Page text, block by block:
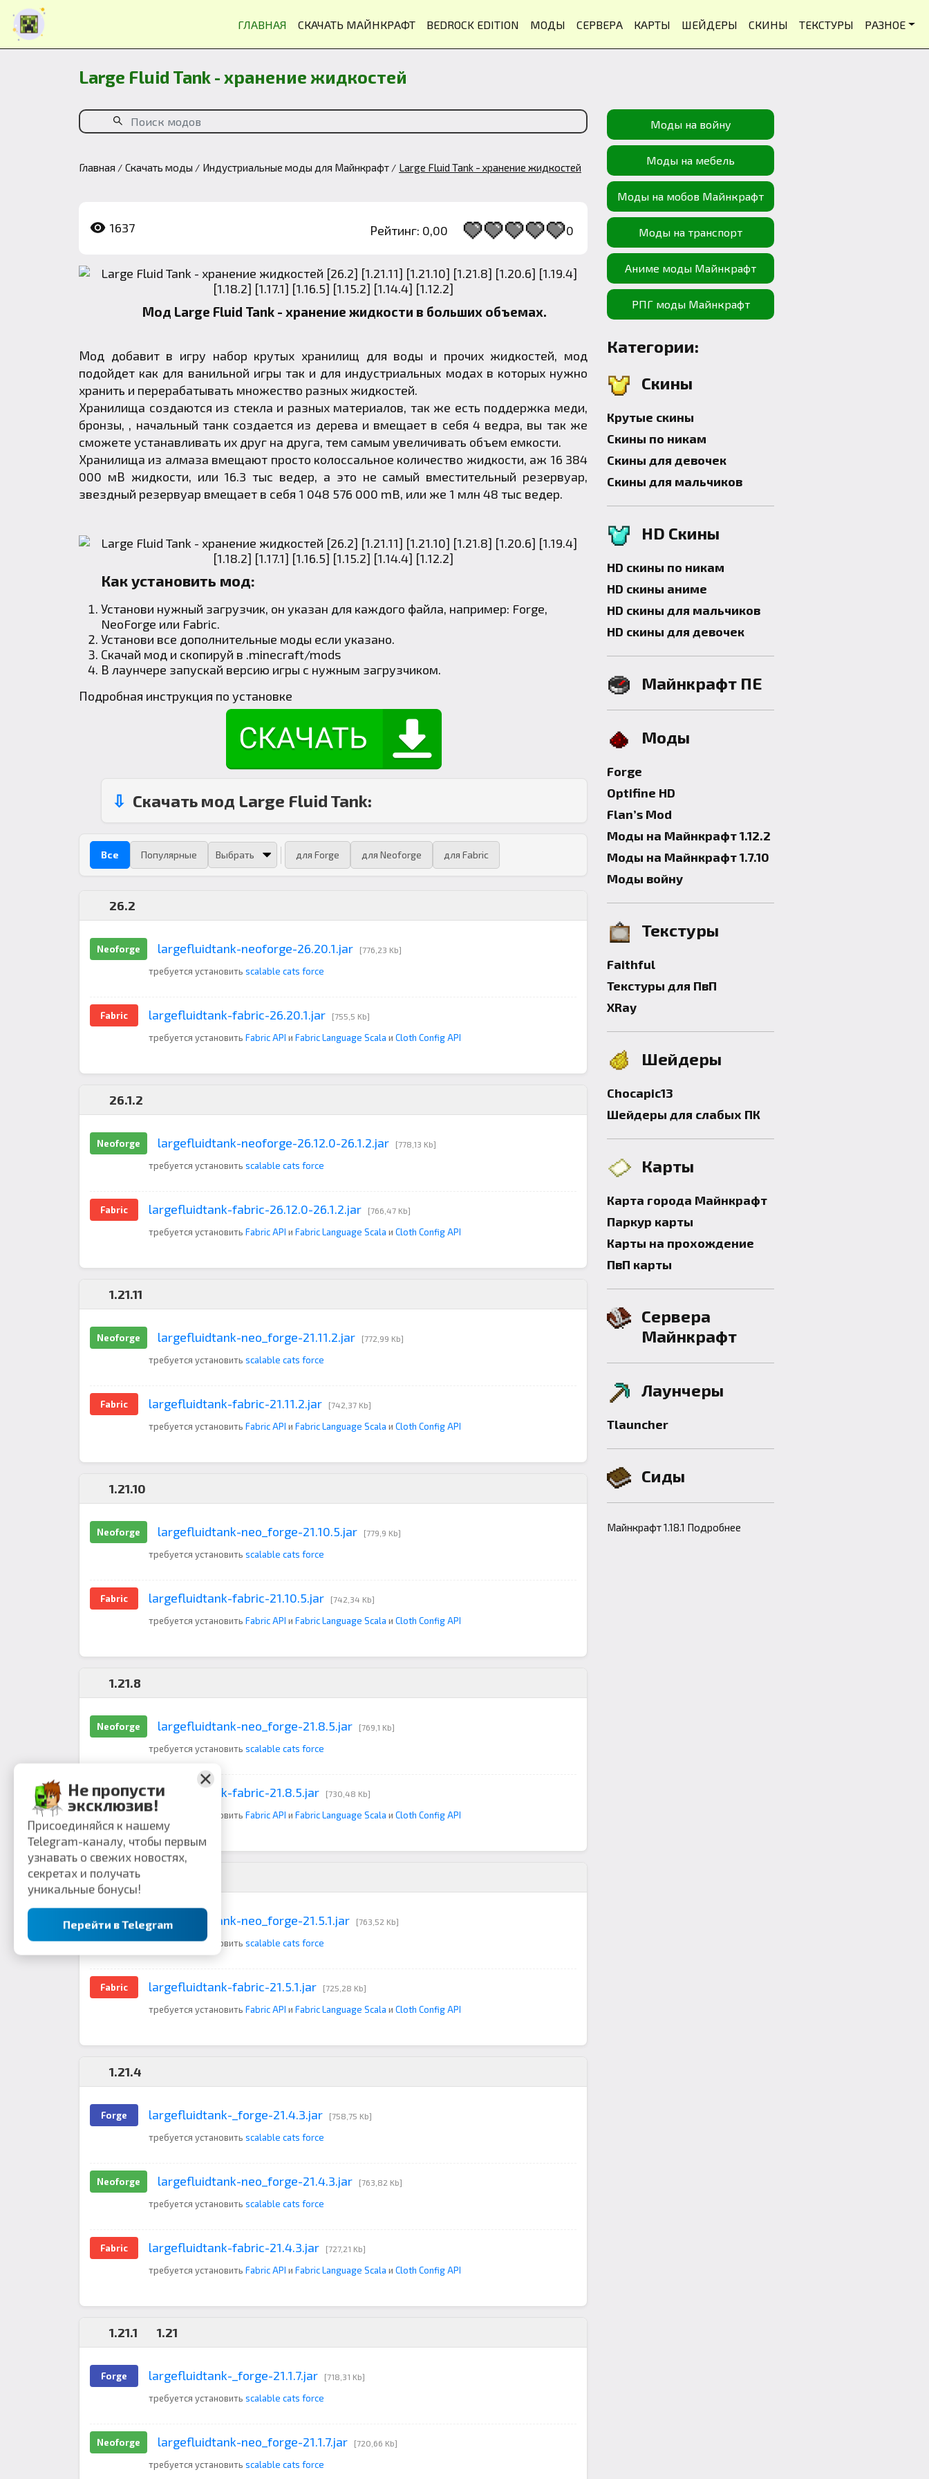
ГЛАВНАЯ СКАЧАТЬ МАЙНКРАФТ BEDROCK EDITION МОДЫ СЕРВЕРА КАРТЫ ШЕЙДЕРЫ СКИНЫ ТЕКСТУРЫ РАЗНОЕ
Large Fluid Tank - хранение жидкостей
Главная Скачать моды Индустриальные моды для Майнкрафт Large Fluid Tank - хранение жидкостей
1637
Рейтинг: 0,00
0
Мод Large Fluid Tank- хранение жидкости в больших объемах.
Мод добавит в игру набор крутых хранилищ для воды и прочих жидкостей, мод
подойдет как для ванильной игры так и для индустриальных модах в которых нужно
хранить и перерабатывать множество разных жидкостей.
Хранилища создаются из стекла и разных материалов, так же есть поддержка меди,
бронзы, , начальный танк создается из дерева и вмещает в себя 4 ведра, вы так же
сможете устанавливать их друг на друга, тем самым увеличивать объем емкости.
Хранилища из алмаза вмещают просто колоссальное количество жидкости, аж 16 384
000 мВ жидкости, или 16.3 тыс ведер, а это не самый вместительный резервуар,
звездный резервуар вмещает в себя 1 048 576 000 mB, или же 1 млн 48 тыс ведер.
Как установить мод:
Установи нужный загрузчик, он указан для каждого файла, например: Forge,
NeoForge или Fabric.
Установи все дополнительные моды если указано.
Скачай мод и скопируй в .minecraft/mods
В лаунчере запускай версию игры с нужным загрузчиком.
Подробная инструкция по установке
Скачать мод Large Fluid Tank:
Все Популярные для Forge для Neoforge для Fabric
26.2
Neoforge largefluidtank-neoforge-26.20.1.jar [776,23 Kb]
требуется установить scalable cats force
Fabric largefluidtank-fabric-26.20.1.jar [755,5 Kb]
требуется установить Fabric API и Fabric Language Scala и Cloth Config API
26.1.2
Neoforge largefluidtank-neoforge-26.12.0-26.1.2.jar [778,13 Kb]
требуется установить scalable cats force
Fabric largefluidtank-fabric-26.12.0-26.1.2.jar [766,47 Kb]
требуется установить Fabric API и Fabric Language Scala и Cloth Config API
1.21.11
Neoforge largefluidtank-neo_forge-21.11.2.jar [772,99 Kb]
требуется установить scalable cats force
Fabric largefluidtank-fabric-21.11.2.jar [742,37 Kb]
требуется установить Fabric API и Fabric Language Scala и Cloth Config API
1.21.10
Neoforge largefluidtank-neo_forge-21.10.5.jar [779,9 Kb]
требуется установить scalable cats force
Fabric largefluidtank-fabric-21.10.5.jar [742,34 Kb]
требуется установить Fabric API и Fabric Language Scala и Cloth Config API
1.21.8
Neoforge largefluidtank-neo_forge-21.8.5.jar [769,1 Kb]
требуется установить scalable cats force
Fabric largefluidtank-fabric-21.8.5.jar [730,48 Kb]
требуется установить Fabric API и Fabric Language Scala и Cloth Config API
1.21.5
Neoforge largefluidtank-neo_forge-21.5.1.jar [763,52 Kb]
требуется установить scalable cats force
Fabric largefluidtank-fabric-21.5.1.jar [725,28 Kb]
требуется установить Fabric API и Fabric Language Scala и Cloth Config API
1.21.4
Forge largefluidtank-_forge-21.4.3.jar [758,75 Kb]
требуется установить scalable cats force
Neoforge largefluidtank-neo_forge-21.4.3.jar [763,82 Kb]
требуется установить scalable cats force
Fabric largefluidtank-fabric-21.4.3.jar [727,21 Kb]
требуется установить Fabric API и Fabric Language Scala и Cloth Config API
1.21.1 1.21
Forge largefluidtank-_forge-21.1.7.jar [718,31 Kb]
требуется установить scalable cats force
Neoforge largefluidtank-neo_forge-21.1.7.jar [720,66 Kb]
требуется установить scalable cats force
Моды на войну
Моды на мебель
Моды на мобов Майнкрафт
Моды на транспорт
Аниме моды Майнкрафт
РПГ моды Майнкрафт
Категории:
Скины
Крутые скины
Скины по никам
Скины для девочек
Скины для мальчиков
HD Скины
HD скины по никам
HD скины аниме
HD скины для мальчиков
HD скины для девочек
Майнкрафт ПЕ
Моды
Forge
Optifine HD
Flan’s Mod
Моды на Майнкрафт 1.12.2
Моды на Майнкрафт 1.7.10
Моды войну
Текстуры
Faithful
Текстуры для ПвП
XRay
Шейдеры
Chocapic13
Шейдеры для слабых ПК
Карты
Карта города Майнкрафт
Паркур карты
Карты на прохождение
ПвП карты
Сервера
Майнкрафт
Лаунчеры
Tlauncher
Сиды
Майнкрафт 1.18.1 Подробнее
Не пропусти
эксклюзив!
Присоединяйся к нашему
Telegram-каналу, чтобы первым
узнавать о свежих новостях,
секретах и получать
уникальные бонусы!
Перейти в Telegram